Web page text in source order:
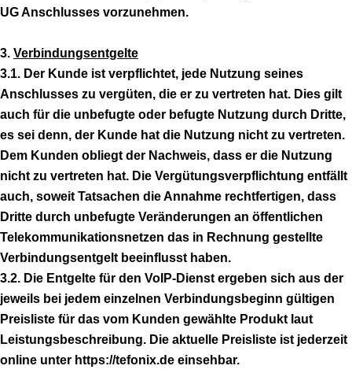
UG Anschlusses vorzunehmen.
3. Verbindungsentgelte
3.1. Der Kunde ist verpflichtet, jede Nutzung seines
Anschlusses zu vergüten, die er zu vertreten hat. Dies gilt
auch für die unbefugte oder befugte Nutzung durch Dritte,
es sei denn, der Kunde hat die Nutzung nicht zu vertreten.
Dem Kunden obliegt der Nachweis, dass er die Nutzung
nicht zu vertreten hat. Die Vergütungsverpflichtung entfällt
auch, soweit Tatsachen die Annahme rechtfertigen, dass
Dritte durch unbefugte Veränderungen an öffentlichen
Telekommunikationsnetzen das in Rechnung gestellte
Verbindungsentgelt beeinflusst haben.
3.2. Die Entgelte für den VoIP-Dienst ergeben sich aus der
jeweils bei jedem einzelnen Verbindungsbeginn gültigen
Preisliste für das vom Kunden gewählte Produkt laut
Leistungsbeschreibung. Die aktuelle Preisliste ist jederzeit
online unter https://tefonix.de einsehbar.